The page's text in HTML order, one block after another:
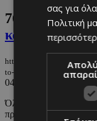
76.
Τί να
καλοκαίρι
https://m.must.com.cy/gr/
to-kalokairi
04/08/2024
BEAUTY
Όλα τα beauty μυστικά
πρόσωπο που
σας για
Πολιτική